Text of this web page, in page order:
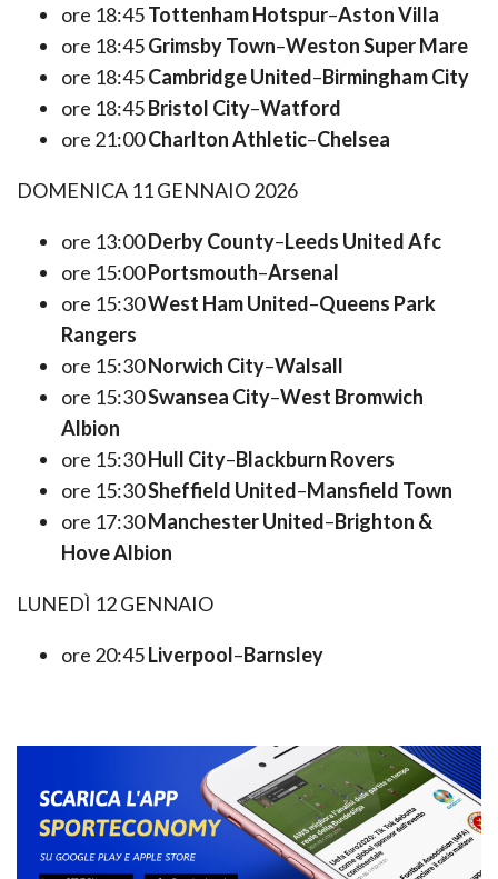
ore 18:45Tottenham Hotspur–Aston Villa
ore 18:45Grimsby Town–Weston Super Mare
ore 18:45Cambridge United–Birmingham City
ore 18:45Bristol City–Watford
ore 21:00Charlton Athletic–Chelsea
DOMENICA 11 GENNAIO 2026
ore 13:00Derby County–Leeds United Afc
ore 15:00Portsmouth–Arsenal
ore 15:30West Ham United–Queens Park
Rangers
ore 15:30Norwich City–Walsall
ore 15:30Swansea City–West Bromwich
Albion
ore 15:30Hull City–Blackburn Rovers
ore 15:30Sheffield United–Mansfield Town
ore 17:30Manchester United–Brighton &
Hove Albion
LUNEDÌ 12 GENNAIO
ore 20:45Liverpool–Barnsley